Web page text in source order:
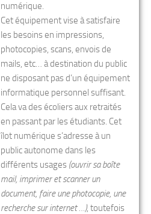
numérique.
Cet équipement vise à satisfaire
les besoins en impressions,
photocopies, scans, envois de
mails, etc… à destination du public
ne disposant pas d’un équipement
informatique personnel suffisant.
Cela va des écoliers aux retraités
en passant par les étudiants. Cet
îlot numérique s’adresse à un
public autonome dans les
différents usages (ouvrir sa boîte
mail, imprimer et scanner un
document, faire une photocopie, une
recherche sur internet …), toutefois